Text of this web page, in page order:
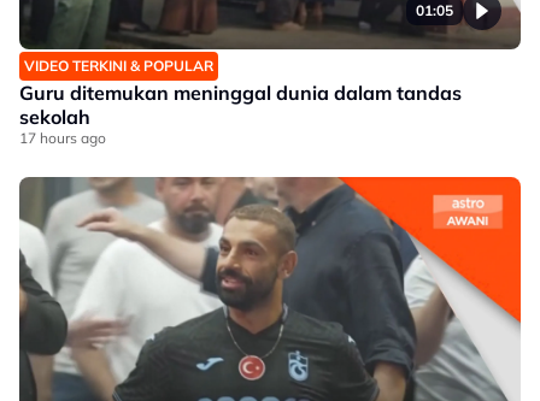
01:05
VIDEO TERKINI & POPULAR
Guru ditemukan meninggal dunia dalam tandas
sekolah
17 hours ago